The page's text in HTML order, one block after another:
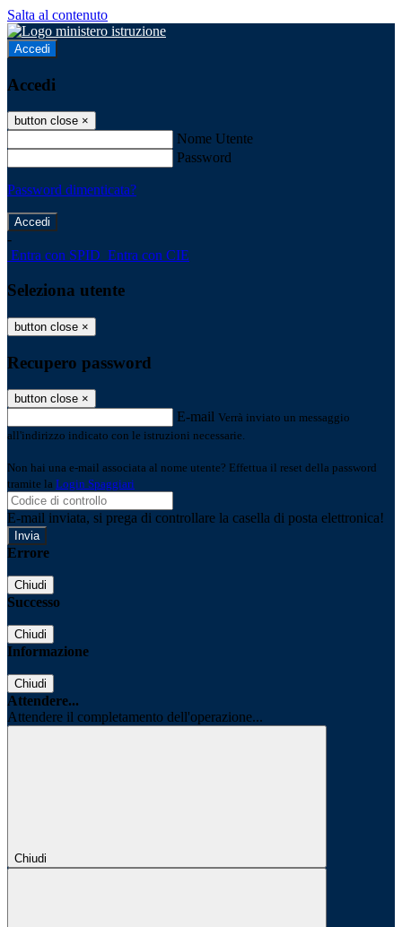
Salta al contenuto
Accedi
Accedi
button close ×
Nome Utente
Password
Password dimenticata?
-
Entra con SPID Entra con CIE
Seleziona utente
button close ×
Recupero password
button close ×
E-mail Verrà inviato un messaggio
all'indirizzo indicato con le istruzioni necessarie.
Non hai una e-mail associata al nome utente? Effettua il reset della password
tramite la Login Spaggiari
E-mail inviata, si prega di controllare la casella di posta elettronica!
Errore
Chiudi
Successo
Chiudi
Informazione
Chiudi
Attendere...
Attendere il completamento dell'operazione...
Chiudi